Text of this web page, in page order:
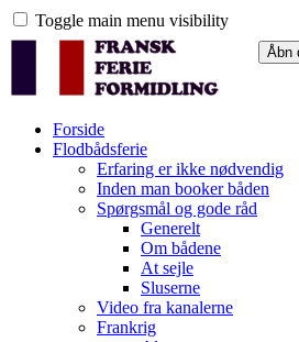
Toggle main menu visibility
Forside
Flodbådsferie
Erfaring er ikke nødvendig
Inden man booker båden
Spørgsmål og gode råd
Generelt
Om bådene
At sejle
Sluserne
Video fra kanalerne
Frankrig